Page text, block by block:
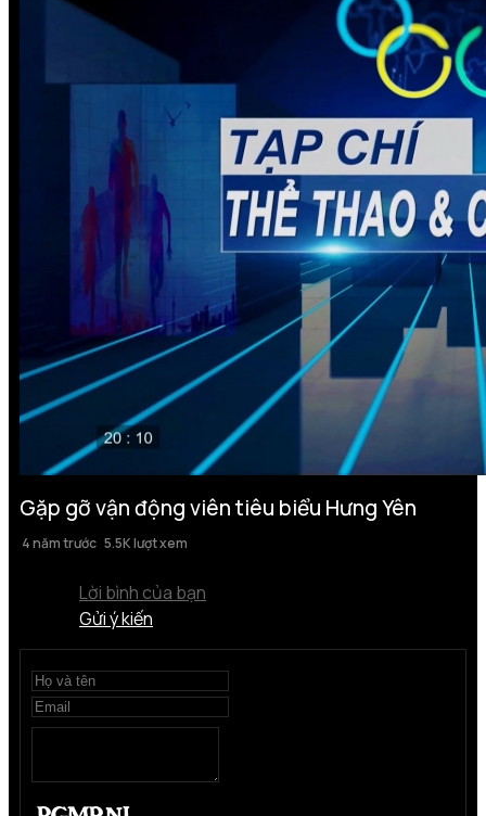
Gặp gỡ vận động viên tiêu biểu Hưng Yên
4 năm trước 5.5K lượt xem
Lời bình của bạn
Gửi ý kiến